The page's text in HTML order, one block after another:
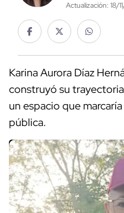
Actualización: 18/
Karina Aurora Díaz
construyó su
un espacio que
pública.